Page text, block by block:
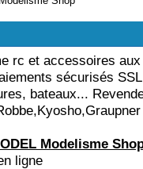
rc et accessoires
sécurisés
bateaux...
Modelisme
ligne